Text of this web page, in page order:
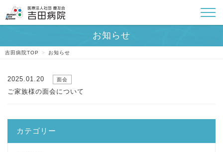
吉田病院TOP > お知らせ
2025.01.20 面会
ご家族様の面会について
カテゴリー